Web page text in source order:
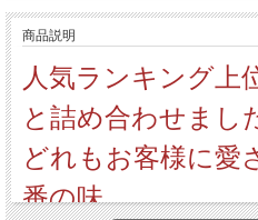
商品説明
人気ランキング上
と詰め合わせまし
どれもお客様に愛
番の味。